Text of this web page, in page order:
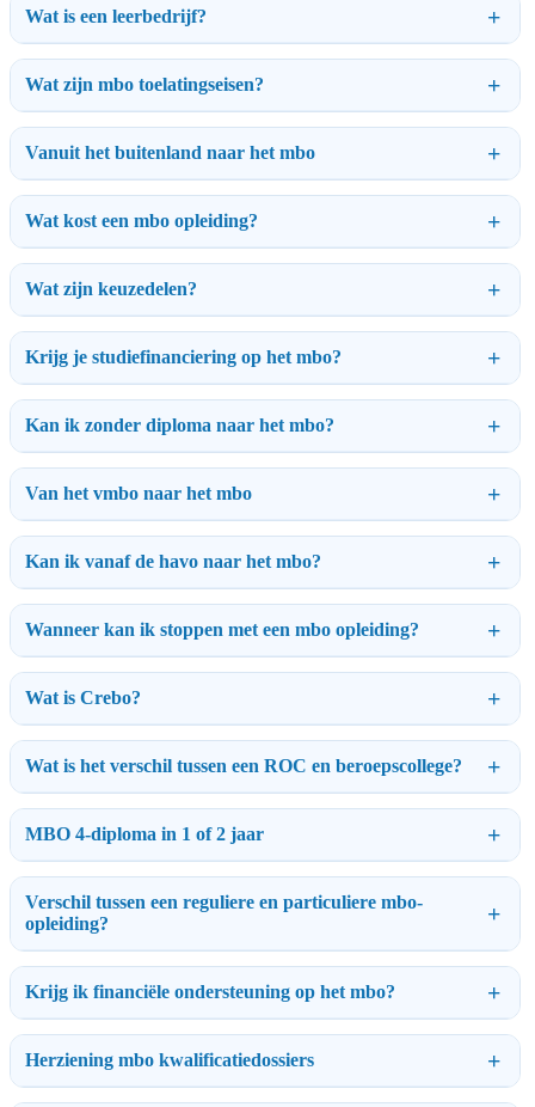
Wat is een leerbedrijf?
Wat zijn mbo toelatingseisen?
Vanuit het buitenland naar het mbo
Wat kost een mbo opleiding?
Wat zijn keuzedelen?
Krijg je studiefinanciering op het mbo?
Kan ik zonder diploma naar het mbo?
Van het vmbo naar het mbo
Kan ik vanaf de havo naar het mbo?
Wanneer kan ik stoppen met een mbo opleiding?
Wat is Crebo?
Wat is het verschil tussen een ROC en beroepscollege?
MBO 4-diploma in 1 of 2 jaar
Verschil tussen een reguliere en particuliere mbo-
opleiding?
Krijg ik financiële ondersteuning op het mbo?
Herziening mbo kwalificatiedossiers